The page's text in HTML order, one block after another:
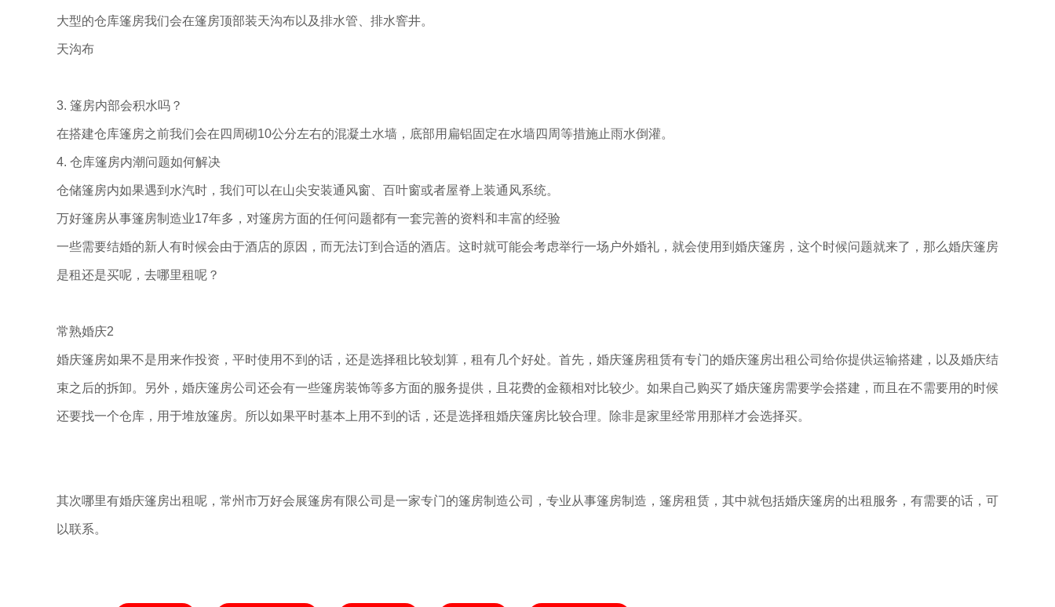
大型的仓库篷房我们会在篷房顶部装天沟布以及排水管、排水窨井。
天沟布
3. 篷房内部会积水吗？
在搭建仓库篷房之前我们会在四周砌10公分左右的混凝土水墙，底部用扁铝固定在水墙四周等措施止雨水倒灌。
4. 仓库篷房内潮问题如何解决
仓储篷房内如果遇到水汽时，我们可以在山尖安装通风窗、百叶窗或者屋脊上装通风系统。
万好篷房从事篷房制造业17年多，对篷房方面的任何问题都有一套完善的资料和丰富的经验
一些需要结婚的新人有时候会由于酒店的原因，而无法订到合适的酒店。这时就可能会考虑举行一场户外婚礼，就会使用到婚庆篷房，这个时候问题就来了，那么婚庆篷房
是租还是买呢，去哪里租呢？
常熟婚庆2
婚庆篷房如果不是用来作投资，平时使用不到的话，还是选择租比较划算，租有几个好处。首先，婚庆篷房租赁有专门的婚庆篷房出租公司给你提供运输搭建，以及婚庆结
束之后的拆卸。另外，婚庆篷房公司还会有一些篷房装饰等多方面的服务提供，且花费的金额相对比较少。如果自己购买了婚庆篷房需要学会搭建，而且在不需要用的时候
还要找一个仓库，用于堆放篷房。所以如果平时基本上用不到的话，还是选择租婚庆篷房比较合理。除非是家里经常用那样才会选择买。
其次哪里有婚庆篷房出租呢，常州市万好会展篷房有限公司是一家专门的篷房制造公司，专业从事篷房制造，篷房租赁，其中就包括婚庆篷房的出租服务，有需要的话，可
以联系。